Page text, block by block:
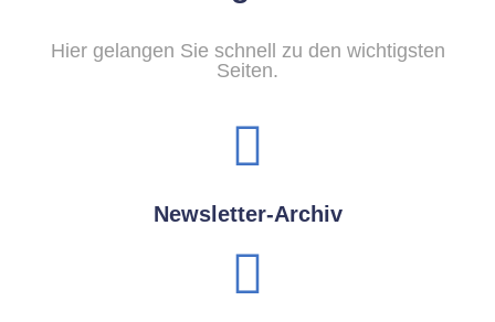
Hier gelangen Sie schnell zu den wichtigsten
Seiten.
Newsletter-Archiv